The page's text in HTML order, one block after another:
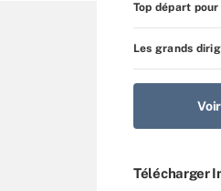
Top départ
Les grands
Télécharger